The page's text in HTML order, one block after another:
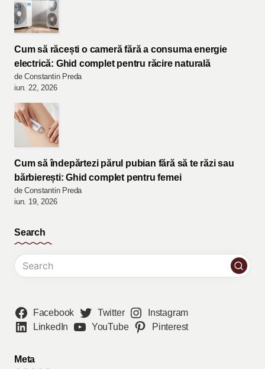
Cum să răcești o cameră fără a consuma energie
electrică: Ghid complet pentru răcire naturală
de Constantin Preda
iun. 22, 2026
Cum să îndepărtezi părul pubian fără să te răzi sau
bărbierești: Ghid complet pentru femei
de Constantin Preda
iun. 19, 2026
Search
Facebook Twitter
Instagram
LinkedIn
YouTube Pinterest
Meta